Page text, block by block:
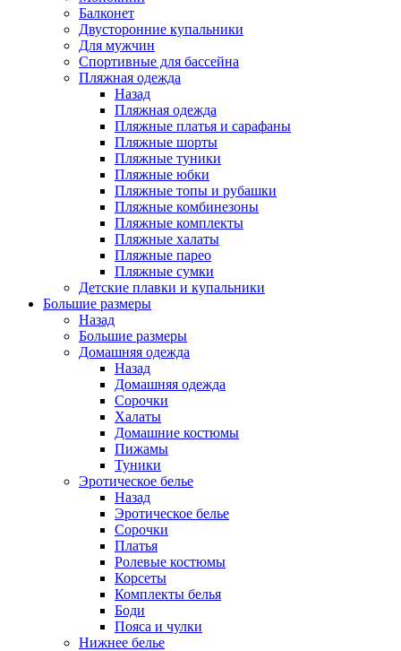
Балконет
Двусторонние купальники
Для мужчин
Спортивные для бассейна
Пляжная одежда
Назад
Пляжная одежда
Пляжные платья и сарафаны
Пляжные шорты
Пляжные туники
Пляжные юбки
Пляжные топы и рубашки
Пляжные комбинезоны
Пляжные комплекты
Пляжные халаты
Пляжные парео
Пляжные сумки
Детские плавки и купальники
Большие размеры
Назад
Большие размеры
Домашняя одежда
Назад
Домашняя одежда
Сорочки
Халаты
Домашние костюмы
Пижамы
Туники
Эротическое белье
Назад
Эротическое белье
Сорочки
Платья
Ролевые костюмы
Корсеты
Комплекты белья
Боди
Пояса и чулки
Нижнее белье